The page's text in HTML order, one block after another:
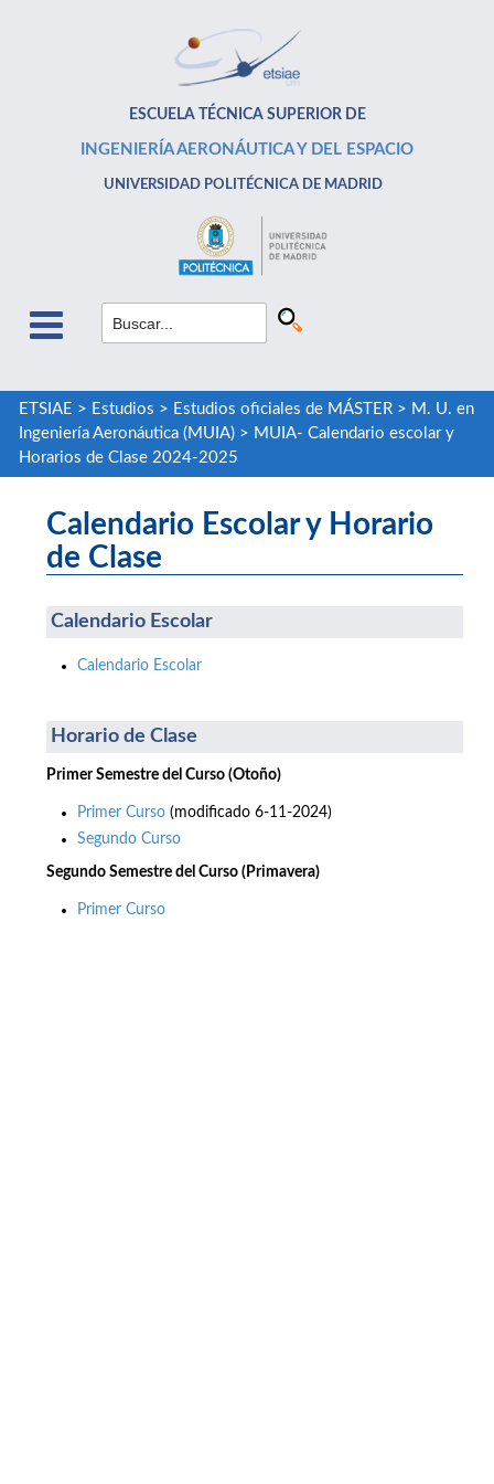
ESCUELA TÉCNICA SUPERIOR DE
INGENIERÍA AERONÁUTICA Y DEL ESPACIO
UNIVERSIDAD POLITÉCNICA DE MADRID
ETSIAE > Estudios > Estudios oficiales de MÁSTER> M. U. en
Ingeniería Aeronáutica (MUIA)> MUIA- Calendario escolar y
Horarios de Clase 2024-2025
Calendario Escolar y Horario
de Clase
Calendario Escolar
Calendario Escolar
Horario de Clase
Primer Semestre del Curso (Otoño)
Primer Curso (modificado 6-11-2024)
Segundo Curso
Segundo Semestre del Curso (Primavera)
Primer Curso